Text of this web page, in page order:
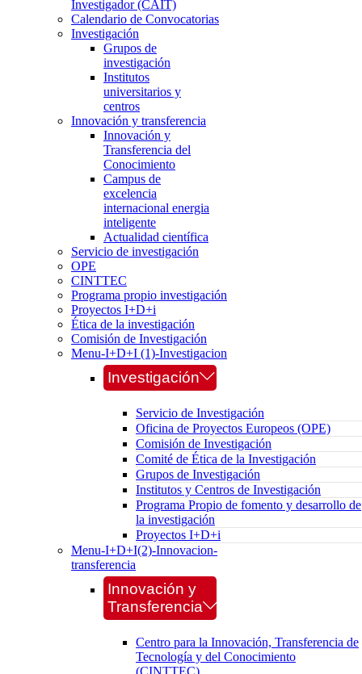
Investigador (CAIT)
Calendario de Convocatorias
Investigación
Grupos de
investigación
Institutos
universitarios y
centros
Innovación y transferencia
Innovación y
Transferencia del
Conocimiento
Campus de
excelencia
internacional energia
inteligente
Actualidad científica
Servicio de investigación
OPE
CINTTEC
Programa propio investigación
Proyectos I+D+i
Ética de la investigación
Comisión de Investigación
Menu-I+D+I (1)-Investigacion
Investigación
Servicio de Investigación
Oficina de Proyectos Europeos (OPE)
Comisión de Investigación
Comité de Ética de la Investigación
Grupos de Investigación
Institutos y Centros de Investigación
Programa Propio de fomento y desarrollo de
la investigación
Proyectos I+D+i
Menu-I+D+I(2)-Innovacion-
transferencia
Innovación y
Transferencia
Centro para la Innovación, Transferencia de
Tecnología y del Conocimiento
(CINTTEC)